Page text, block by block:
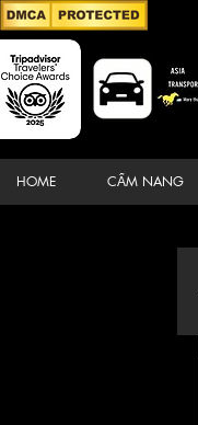
HOME CẨM NANG